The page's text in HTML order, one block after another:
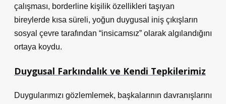
çalışması, borderline kişilik özellikleri taşıyan
bireylerde kısa süreli, yoğun duygusal iniş çıkışların
sosyal çevre tarafından “insicamsız” olarak algılandığını
ortaya koydu.
Duygusal Farkındalık ve Kendi Tepkilerimiz
Duygularımızı gözlemlemek, başkalarının davranışlarını